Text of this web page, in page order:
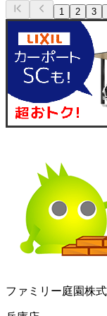
1 2 3
ファミリー庭園株